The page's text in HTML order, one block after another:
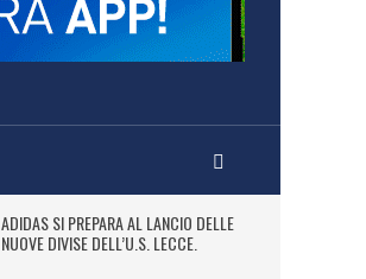
ADIDAS SI PREPARA AL LANCIO DELLE
NUOVE DIVISE DELL’U.S. LECCE.